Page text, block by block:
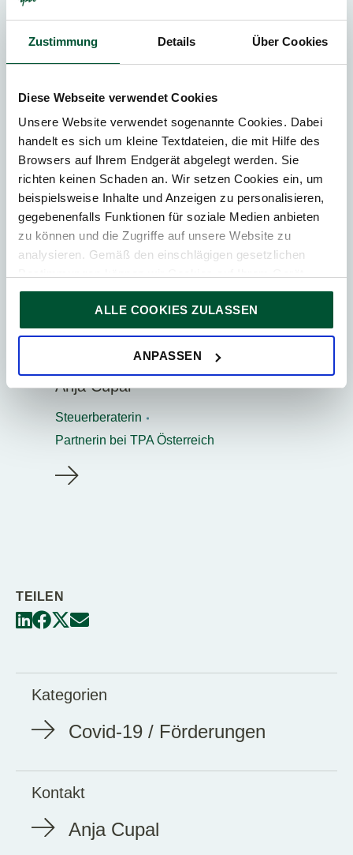
Zustimmung Details Über Cookies
Diese Webseite verwendet Cookies
Unsere Website verwendet sogenannte Cookies. Dabei
handelt es sich um kleine Textdateien, die mit Hilfe des
Browsers auf Ihrem Endgerät abgelegt werden. Sie
richten keinen Schaden an. Wir setzen Cookies ein, um
beispielsweise Inhalte und Anzeigen zu personalisieren,
gegebenenfalls Funktionen für soziale Medien anbieten
zu können und die Zugriffe auf unsere Website zu
analysieren. Gemäß den einschlägigen gesetzlichen
speichern, wenn diese für den Betrieb unserer Website
unbedingt notwendig sind. Für alle anderen Cookie-Typen
ersuchen wir um Ihre Einwilligung.
Sie können Ihre Einwilligung jederzeit in der
ALLE COOKIES ZULASSEN
ANPASSEN
Anja Cupal
Steuerberaterin
Partnerin bei TPA Österreich
TEILEN
Kategorien
Covid-19 / Förderungen
Kontakt
Anja Cupal